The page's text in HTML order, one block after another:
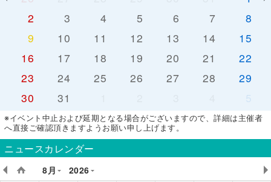
2
3 4 5 6 7
8
9
10 11 12 13 14
15
16
17 18 19 20 21
22
23
24 25 26 27 28
29
30
31 5
※イベント中止および延期となる場合がございますので、詳細は主催者
へ直接ご確認頂きますようお願い申し上げます。
ニュースカレンダー
8月
2026